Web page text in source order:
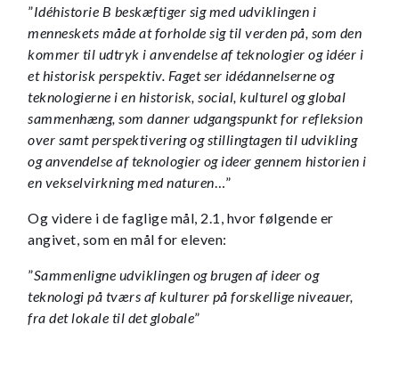
”Idéhistorie B beskæftiger sig med udviklingen i
menneskets måde at forholde sig til verden på, som den
kommer til udtryk i anvendelse af teknologier og idéer i
et historisk perspektiv. Faget ser idédannelserne og
teknologierne i en historisk, social, kulturel og global
sammenhæng, som danner udgangspunkt for refleksion
over samt perspektivering og stillingtagen til udvikling
og anvendelse af teknologier og ideer gennem historien i
en vekselvirkning med naturen…”
Og videre i de faglige mål, 2.1, hvor følgende er
angivet, som en mål for eleven:
”Sammenligne udviklingen og brugen af ideer og
teknologi på tværs af kulturer på forskellige niveauer,
fra det lokale til det globale”